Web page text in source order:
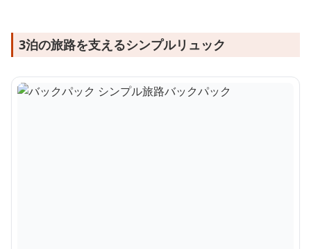
3泊の旅路を支えるシンプルリュック